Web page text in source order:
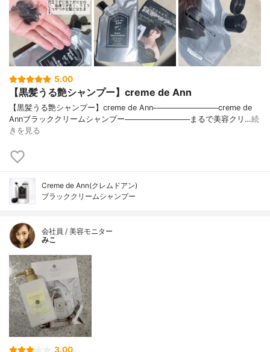
5.00
【黒髪うる艶シャンプー】creme de Ann
【黒髪うる艶シャンプー】creme de Ann────────────creme de
Annブラッククリームシャンプー────────────まるで美容クリ…続
きを見る
Creme de Ann(クレムドアン)
ブラッククリームシャンプー
会社員 / 美容モニター
みこ
3.00